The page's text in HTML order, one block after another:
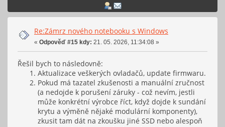
Re:Zámrz nového notebooku s Windows
« Odpověď #15 kdy: 21. 05. 2026, 11:34:08 »
Řešil bych to následovně:
Aktualizace veškerých ovladačů, update firmwaru.
Pokud má tazatel zkušenosti a manuální zručnost
(a nedojde k porušení záruky - což nevím, jestli
může konkrétní výrobce říct, když dojde k sundání
krytu a výměně nějaké modulární komponenty),
zkusit tam dát na zkoušku jiné SSD nebo alespoň